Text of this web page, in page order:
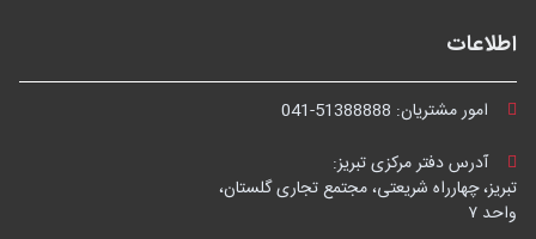
اطلاعات
امور مشتریان: 041-51388888
آدرس دفتر مرکزی تبریز:
تبریز، چهارراه شریعتی، مجتمع تجاری گلستان،
واحد ۷